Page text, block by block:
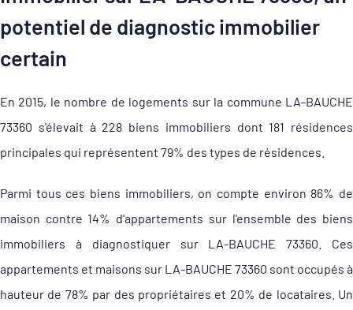
potentiel de diagnostic immobilier
certain
En 2015, le nombre de logements sur la commune LA-BAUCHE
73360 s'élevait à 228 biens immobiliers dont 181 résidences
principales qui représentent 79% des types de résidences.
Parmi tous ces biens immobiliers, on compte environ 86% de
maison contre 14% d'appartements sur l'ensemble des biens
immobiliers à diagnostiquer sur LA-BAUCHE 73360. Ces
appartements et maisons sur LA-BAUCHE 73360 sont occupés à
hauteur de 78% par des propriétaires et 20% de locataires. Un